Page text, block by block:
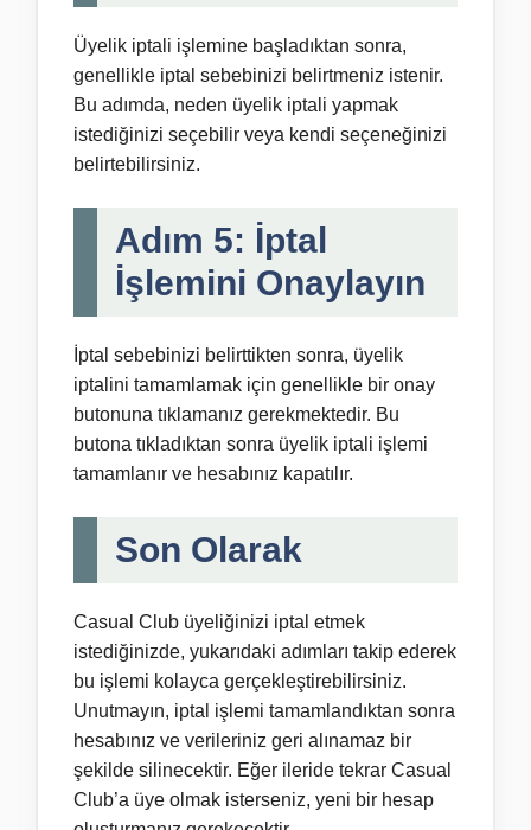
Üyelik iptali işlemine başladıktan sonra,
genellikle iptal sebebinizi belirtmeniz istenir.
Bu adımda, neden üyelik iptali yapmak
istediğinizi seçebilir veya kendi seçeneğinizi
belirtebilirsiniz.
Adım 5: İptal
İşlemini Onaylayın
İptal sebebinizi belirttikten sonra, üyelik
iptalini tamamlamak için genellikle bir onay
butonuna tıklamanız gerekmektedir. Bu
butona tıkladıktan sonra üyelik iptali işlemi
tamamlanır ve hesabınız kapatılır.
Son Olarak
Casual Club üyeliğinizi iptal etmek
istediğinizde, yukarıdaki adımları takip ederek
bu işlemi kolayca gerçekleştirebilirsiniz.
Unutmayın, iptal işlemi tamamlandıktan sonra
hesabınız ve verileriniz geri alınamaz bir
şekilde silinecektir. Eğer ileride tekrar Casual
Club’a üye olmak isterseniz, yeni bir hesap